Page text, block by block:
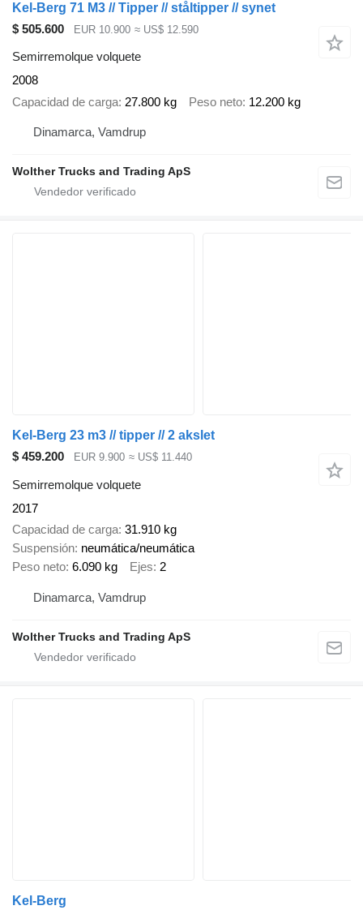
Kel-Berg 71 M3 // Tipper // ståltipper // synet
$ 505.600
EUR 10.900 ≈ US$ 12.590
Semirremolque volquete
2008
Capacidad de carga 27.800 kg Peso neto 12.200 kg
Dinamarca, Vamdrup
Wolther Trucks and Trading ApS
Kel-Berg 23 m3 // tipper // 2 akslet
$ 459.200
EUR 9.900 ≈ US$ 11.440
Semirremolque volquete
2017
Capacidad de carga 31.910 kg
Suspensión neumática/neumática
Peso neto 6.090 kg Ejes 2
Dinamarca, Vamdrup
Wolther Trucks and Trading ApS
Kel-Berg